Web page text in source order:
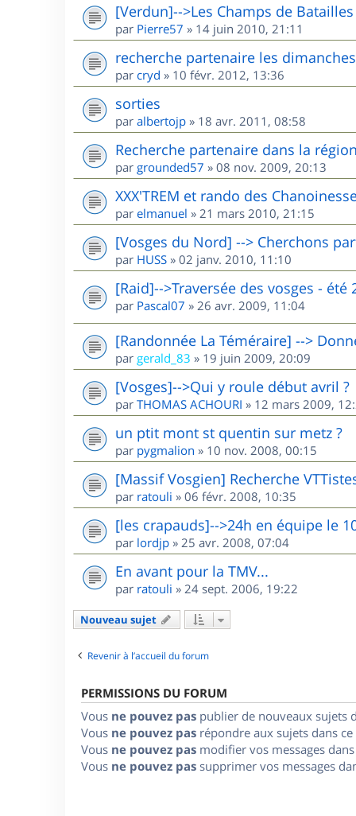
[Verdun]-->Les Champs de Batailles
par Pierre57 » 14 juin 2010, 21:11
recherche partenaire les
par cryd » 10 févr. 2012, 13:36
sorties
par albertojp » 18 avr. 2011, 08:58
Recherche partenaire dans la
par grounded57 » 08 nov. 2009, 20:13
XXX'TREM et rando des
par elmanuel » 21 mars 2010, 21:15
[Vosges du Nord] --> Cherchons
par HUSS » 02 janv. 2010, 11:10
[Raid]-->Traversée des vosges - été
par Pascal07 » 26 avr. 2009, 11:04
[Randonnée La Téméraire] -->
par gerald_83 » 19 juin 2009, 20:09
[Vosges]-->Qui y roule début avril ?
par THOMAS ACHOURI » 12 mars 2009,
un ptit mont st quentin sur metz ?
par pygmalion » 10 nov. 2008, 00:15
[Massif Vosgien] Recherche
par ratouli » 06 févr. 2008, 10:35
[les crapauds]-->24h en équipe le
par lordjp » 25 avr. 2008, 07:04
En avant pour la TMV...
par ratouli » 24 sept. 2006, 19:22
Nouveau sujet
Revenir à l’accueil du forum
PERMISSIONS DU FORUM
Vous ne pouvez pas publier de nouveaux sujets
Vous ne pouvez pas répondre aux sujets dans
Vous ne pouvez pas modifier vos messages
Vous ne pouvez pas supprimer vos messages